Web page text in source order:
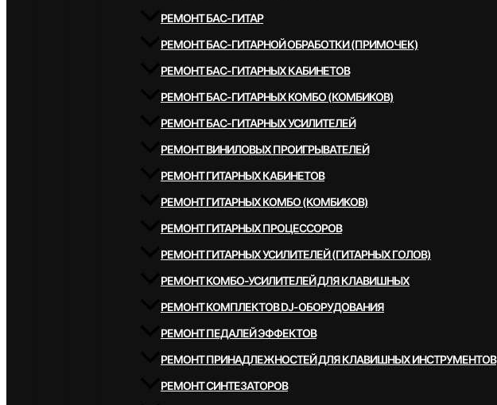
РЕМОНТ БАС-ГИТАР
РЕМОНТ БАС-ГИТАРНОЙ ОБРАБОТКИ (ПРИМОЧЕК)
РЕМОНТ БАС-ГИТАРНЫХ КАБИНЕТОВ
РЕМОНТ БАС-ГИТАРНЫХ КОМБО (КОМБИКОВ)
РЕМОНТ БАС-ГИТАРНЫХ УСИЛИТЕЛЕЙ
РЕМОНТ ВИНИЛОВЫХ ПРОИГРЫВАТЕЛЕЙ
РЕМОНТ ГИТАРНЫХ КАБИНЕТОВ
РЕМОНТ ГИТАРНЫХ КОМБО (КОМБИКОВ)
РЕМОНТ ГИТАРНЫХ ПРОЦЕССОРОВ
РЕМОНТ ГИТАРНЫХ УСИЛИТЕЛЕЙ (ГИТАРНЫХ ГОЛОВ)
РЕМОНТ КОМБО-УСИЛИТЕЛЕЙ ДЛЯ КЛАВИШНЫХ
РЕМОНТ КОМПЛЕКТОВ DJ-ОБОРУДОВАНИЯ
РЕМОНТ ПЕДАЛЕЙ ЭФФЕКТОВ
РЕМОНТ ПРИНАДЛЕЖНОСТЕЙ ДЛЯ КЛАВИШНЫХ ИНСТРУМЕНТОВ
РЕМОНТ СИНТЕЗАТОРОВ